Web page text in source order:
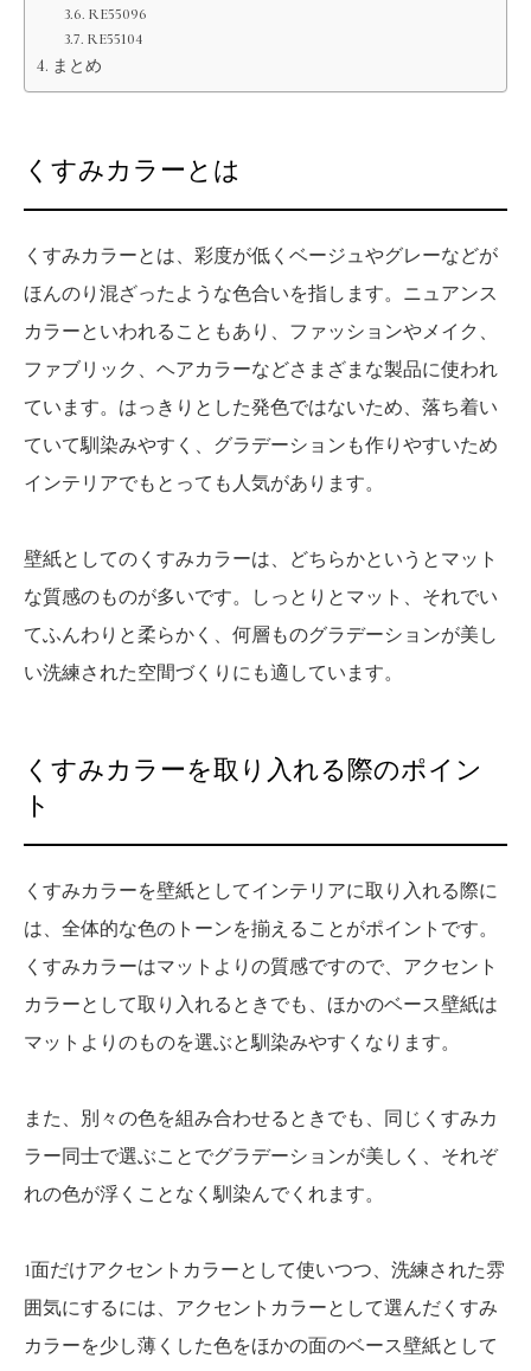
RE55096
RE55104
まとめ
くすみカラーとは
くすみカラーとは、彩度が低くベージュやグレーなどが
ほんのり混ざったような色合いを指します。ニュアンス
カラーといわれることもあり、ファッションやメイク、
ファブリック、ヘアカラーなどさまざまな製品に使われ
ています。はっきりとした発色ではないため、落ち着い
ていて馴染みやすく、グラデーションも作りやすいため
インテリアでもとっても人気があります。
壁紙としてのくすみカラーは、どちらかというとマット
な質感のものが多いです。しっとりとマット、それでい
てふんわりと柔らかく、何層ものグラデーションが美し
い洗練された空間づくりにも適しています。
くすみカラーを取り入れる際のポイン
ト
くすみカラーを壁紙としてインテリアに取り入れる際に
は、全体的な色のトーンを揃えることがポイントです。
くすみカラーはマットよりの質感ですので、アクセント
カラーとして取り入れるときでも、ほかのベース壁紙は
マットよりのものを選ぶと馴染みやすくなります。
また、別々の色を組み合わせるときでも、同じくすみカ
ラー同士で選ぶことでグラデーションが美しく、それぞ
れの色が浮くことなく馴染んでくれます。
1面だけアクセントカラーとして使いつつ、洗練された雰
囲気にするには、アクセントカラーとして選んだくすみ
カラーを少し薄くした色をほかの面のベース壁紙として